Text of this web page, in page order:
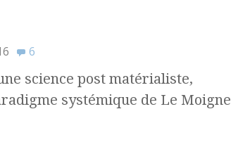
6
science post matérialiste,
systémique de Le Moigne